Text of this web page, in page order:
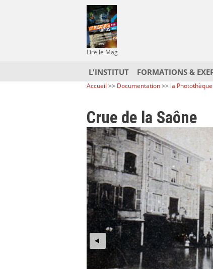
Lire le Mag
L'INSTITUT FORMATIONS &
Accueil >> Documentation>> la Photothèque
Crue de la Saône